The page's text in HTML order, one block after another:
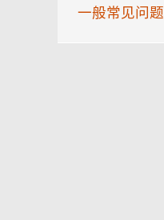
一般常见问题